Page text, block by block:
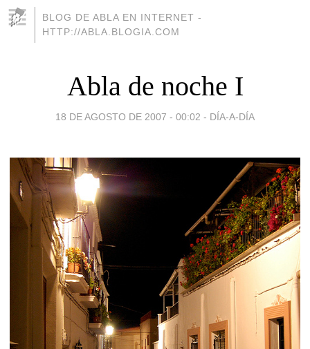
BLOG DE ABLA EN INTERNET -
HTTP://ABLA.BLOGIA.COM
Abla de noche I
18 DE AGOSTO DE 2007 - 00:02 - DÍA-A-DÍA